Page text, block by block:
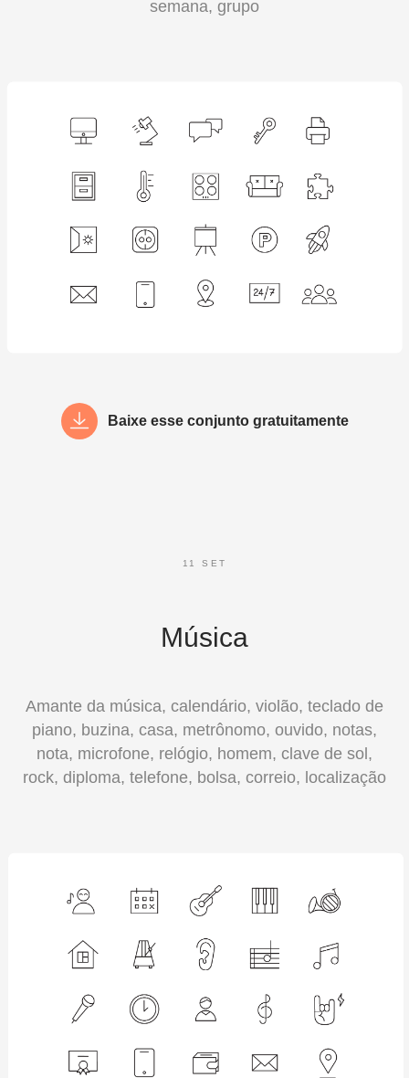
semana, grupo
Baixe esse conjunto gratuitamente
11 SET
Música
Amante da música, calendário, violão, teclado de
piano, buzina, casa, metrônomo, ouvido, notas,
nota, microfone, relógio, homem, clave de sol,
rock, diploma, telefone, bolsa, correio, localização